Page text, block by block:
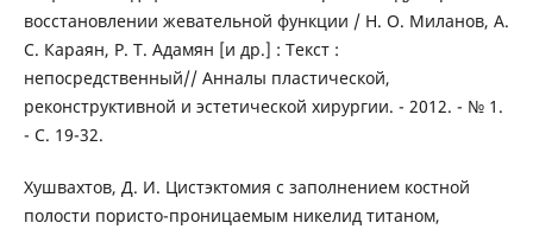
восстановлении жевательной функции / Н. О. Миланов, А.
С. Караян, Р. Т. Адамян [и др.] : Текст :
непосредственный// Анналы пластической,
реконструктивной и эстетической хирургии. - 2012. - № 1.
- С. 19-32.
Хушвахтов, Д. И. Цистэктомия с заполнением костной
полости пористо-проницаемым никелид титаном,